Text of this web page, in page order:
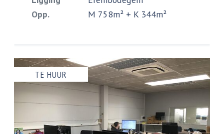
Opp.
M 758m² + K 344m²
TE HUUR